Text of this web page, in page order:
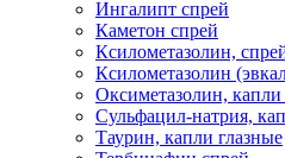
Ингалипт спрей
Каметон спрей
Ксилометазолин,
Ксилометазолин
Оксиметазолин, капли
Сульфацил-натрия,
Таурин, капли глазные